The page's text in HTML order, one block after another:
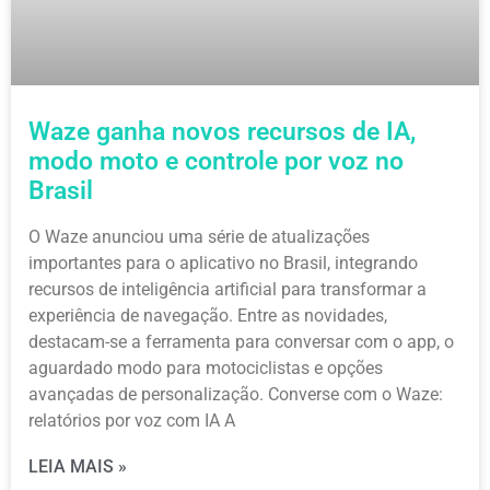
Waze ganha novos recursos de IA,
modo moto e controle por voz no
Brasil
O Waze anunciou uma série de atualizações
importantes para o aplicativo no Brasil, integrando
recursos de inteligência artificial para transformar a
experiência de navegação. Entre as novidades,
destacam-se a ferramenta para conversar com o app, o
aguardado modo para motociclistas e opções
avançadas de personalização. Converse com o Waze:
relatórios por voz com IA A
LEIA MAIS »